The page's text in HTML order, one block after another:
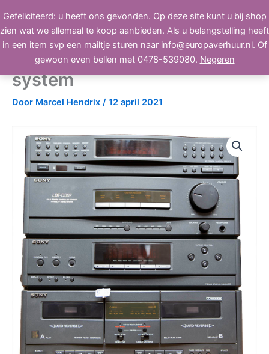
Gefeliciteerd: u heeft ons gevonden. Op deze site kunt u bij shop
zien wat we allemaal te koop aanbieden. Als u belangstelling heeft
in een item svp een mailtje sturen naar info@europaverhuur.nl. Of
gewoon even bellen met 0478-539080. Negeren
naar
de
inhoud
BEELD, GELUID, LICHT
Sony LBT-D307 HiFi stereo
system
Door Marcel Hendrix / 12 april 2021